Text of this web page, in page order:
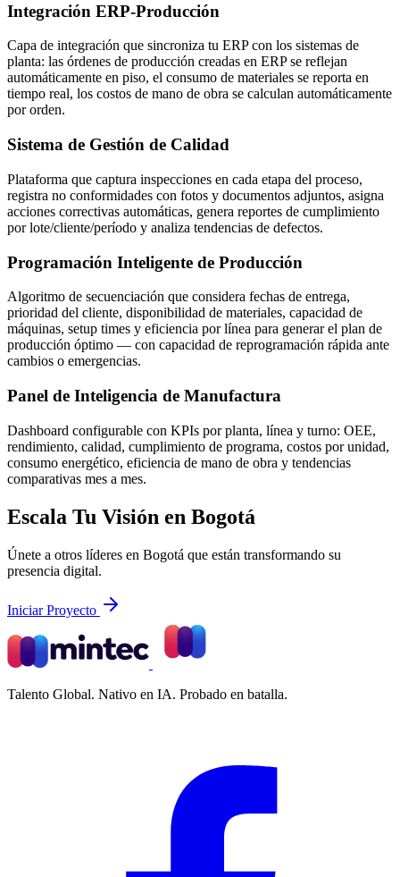
Integración ERP-Producción
Capa de integración que sincroniza tu ERP con los sistemas de
planta: las órdenes de producción creadas en ERP se reflejan
automáticamente en piso, el consumo de materiales se reporta en
tiempo real, los costos de mano de obra se calculan automáticamente
por orden.
Sistema de Gestión de Calidad
Plataforma que captura inspecciones en cada etapa del proceso,
registra no conformidades con fotos y documentos adjuntos, asigna
acciones correctivas automáticas, genera reportes de cumplimiento
por lote/cliente/período y analiza tendencias de defectos.
Programación Inteligente de Producción
Algoritmo de secuenciación que considera fechas de entrega,
prioridad del cliente, disponibilidad de materiales, capacidad de
máquinas, setup times y eficiencia por línea para generar el plan de
producción óptimo — con capacidad de reprogramación rápida ante
cambios o emergencias.
Panel de Inteligencia de Manufactura
Dashboard configurable con KPIs por planta, línea y turno: OEE,
rendimiento, calidad, cumplimiento de programa, costos por unidad,
consumo energético, eficiencia de mano de obra y tendencias
comparativas mes a mes.
Escala Tu Visión en Bogotá
Únete a otros líderes en Bogotá que están transformando su
presencia digital.
Iniciar Proyecto
Talento Global. Nativo en IA. Probado en batalla.